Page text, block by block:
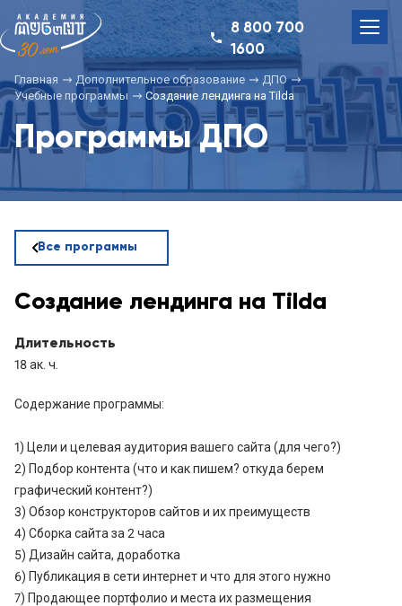
8 800 700
1600
Главная Дополнительное образование
ДПО
Учебные программы
Создание лендинга на Tilda
Программы ДПО
Все программы
Создание лендинга на Tilda
Длительность
18 ак. ч.
Содержание программы:
1) Цели и целевая аудитория вашего сайта (для чего?)
2) Подбор контента (что и как пишем? откуда берем
графический контент?)
3) Обзор конструкторов сайтов и их преимуществ
4) Сборка сайта за 2 часа
5) Дизайн сайта, доработка
6) Публикация в сети интернет и что для этого нужно
7) Продающее портфолио и места их размещения